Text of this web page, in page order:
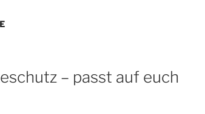
– passt auf euch